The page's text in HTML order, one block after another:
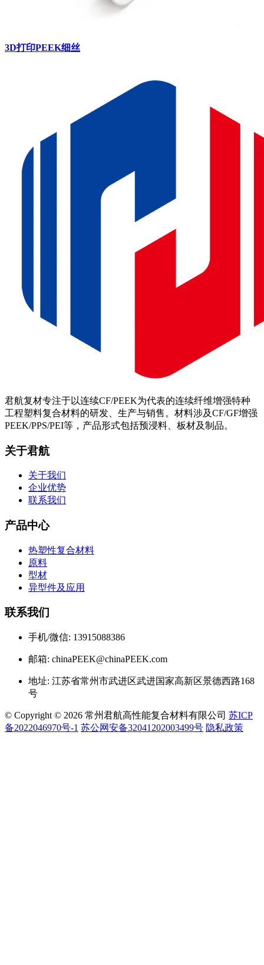
3D打印PEEK细丝
君航复材专注于以连续CF/PEEK为代表的连续纤维增强特种
工程塑料复合材料的研发、生产与销售。材料涉及CF/GF增强
PEEK/PPS/PEI等，产品形式包括预浸料、板材及制品。
关于君航
关于我们
企业优势
联系我们
产品中心
热塑性复合材料
原料
型材
异型件及应用
联系我们
手机/微信: 13915088386
邮箱: chinaPEEK@chinaPEEK.com
地址: 江苏省常州市武进区武进国家高新区景德西路168
号
© Copyright © 2026 常州君航高性能复合材料有限公司 苏ICP
备2022046970号-1 苏公网安备32041202003499号 隐私政策